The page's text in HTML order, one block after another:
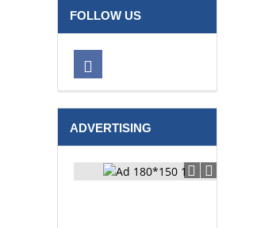
FOLLOW US
ADVERTISING